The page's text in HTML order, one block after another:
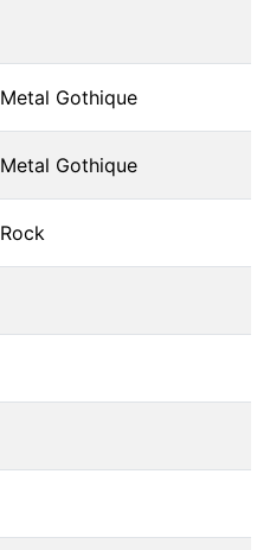
Metal Gothique
Metal Gothique
Rock